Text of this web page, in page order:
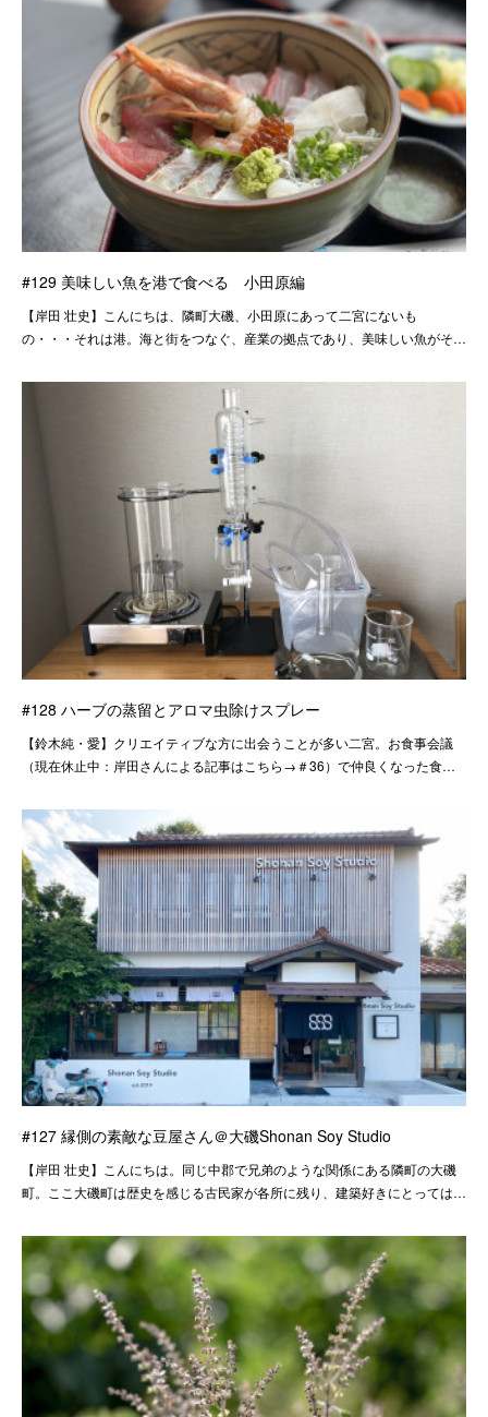
#129 美味しい魚を港で食べる 小田原編
【岸田 壮史】こんにちは、隣町大磯、小田原にあって二宮にないも
の・・・それは港。海と街をつなぐ、産業の拠点であり、美味しい魚がそ…
#128 ハーブの蒸留とアロマ虫除けスプレー
【鈴木純・愛】クリエイティブな方に出会うことが多い二宮。お食事会議
（現在休止中：岸田さんによる記事はこちら→＃36）で仲良くなった食…
#127 縁側の素敵な豆屋さん＠大磯Shonan Soy Studio
【岸田 壮史】こんにちは。同じ中郡で兄弟のような関係にある隣町の大磯
町。ここ大磯町は歴史を感じる古民家が各所に残り、建築好きにとっては…